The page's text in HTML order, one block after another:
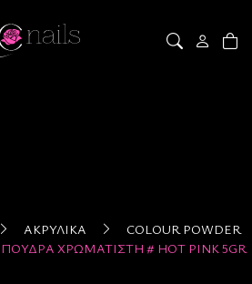
ΑΚΡΥΛΙΚΆ
COLOUR POWDER
ΧΡΩΜΑΤΙΣΤΉ # HOT PINK 5GR